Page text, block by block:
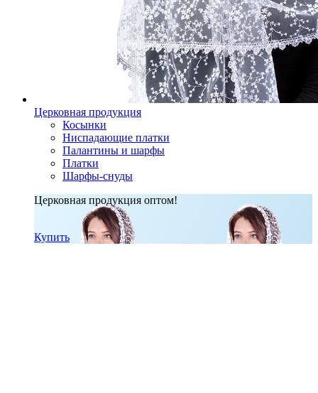
Церковная продукция
Косынки
Ниспадающие платки
Палантины и шарфы
Платки
Шарфы-снуды
Церковная продукция оптом!
Купить